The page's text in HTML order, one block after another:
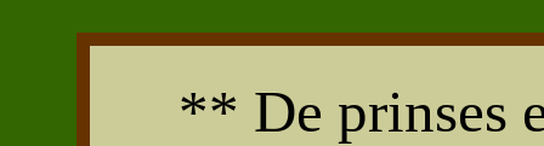
** De prinses